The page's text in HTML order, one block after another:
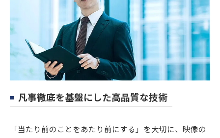
凡事徹底を基盤にした高品質な技術
「当たり前のことをあたり前にする」を大切に、映像の